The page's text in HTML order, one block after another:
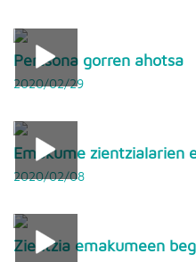
Pertsona gorren ahotsa
2020/02/29
Emakume zientzialarien
2020/02/08
Zientzia emakumeen